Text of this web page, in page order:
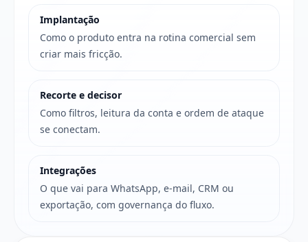
Implantação
Como o produto entra na rotina comercial sem
criar mais fricção.
Recorte e decisor
Como filtros, leitura da conta e ordem de ataque
se conectam.
Integrações
O que vai para WhatsApp, e-mail, CRM ou
exportação, com governança do fluxo.